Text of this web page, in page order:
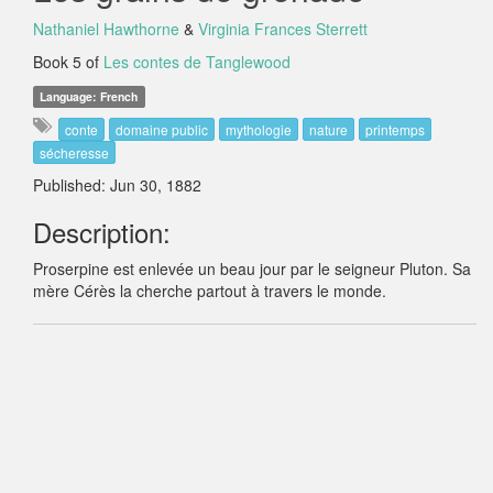
Nathaniel Hawthorne & Virginia Frances Sterrett
Book 5 of Les contes de Tanglewood
Language: French
conte domaine public mythologie nature
printemps
sécheresse
Published: Jun 30, 1882
Description:
Proserpine est enlevée un beau jour par le seigneur Pluton. Sa
mère Cérès la cherche partout à travers le monde.